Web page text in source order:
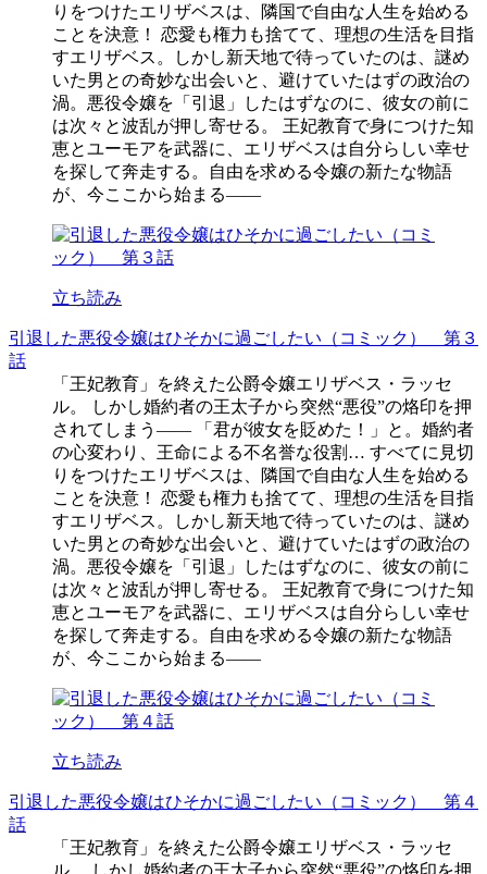
りをつけたエリザベスは、隣国で自由な人生を始める
ことを決意！ 恋愛も権力も捨てて、理想の生活を目指
すエリザベス。しかし新天地で待っていたのは、謎め
いた男との奇妙な出会いと、避けていたはずの政治の
渦。悪役令嬢を「引退」したはずなのに、彼女の前に
は次々と波乱が押し寄せる。 王妃教育で身につけた知
恵とユーモアを武器に、エリザベスは自分らしい幸せ
を探して奔走する。自由を求める令嬢の新たな物語
が、今ここから始まる――
立ち読み
引退した悪役令嬢はひそかに過ごしたい（コミック） 第３
話
「王妃教育」を終えた公爵令嬢エリザベス・ラッセ
ル。 しかし婚約者の王太子から突然“悪役”の烙印を押
されてしまう―― 「君が彼女を貶めた！」と。婚約者
の心変わり、王命による不名誉な役割… すべてに見切
りをつけたエリザベスは、隣国で自由な人生を始める
ことを決意！ 恋愛も権力も捨てて、理想の生活を目指
すエリザベス。しかし新天地で待っていたのは、謎め
いた男との奇妙な出会いと、避けていたはずの政治の
渦。悪役令嬢を「引退」したはずなのに、彼女の前に
は次々と波乱が押し寄せる。 王妃教育で身につけた知
恵とユーモアを武器に、エリザベスは自分らしい幸せ
を探して奔走する。自由を求める令嬢の新たな物語
が、今ここから始まる――
立ち読み
引退した悪役令嬢はひそかに過ごしたい（コミック） 第４
話
「王妃教育」を終えた公爵令嬢エリザベス・ラッセ
ル。 しかし婚約者の王太子から突然“悪役”の烙印を押